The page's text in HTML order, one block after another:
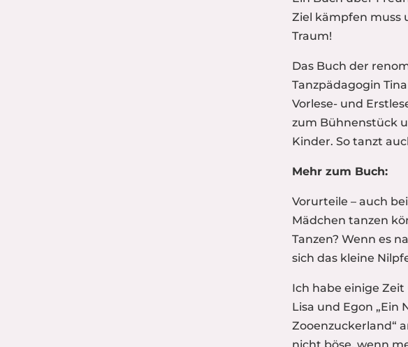
Ziel kämpfen muss
Traum!
Das Buch der
Tanzpädagogin
Vorlese- und
zum Bühnenstück
Kinder. So tanzt
Mehr zum Buch:
Vorurteile – auch
Mädchen tanzen
Tanzen? Wenn es
sich das kleine
Ich habe einige
Lisa und Egon „Ein
Zooenzuckerland“